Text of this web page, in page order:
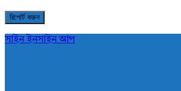
সাইন ইনসাইন আপ